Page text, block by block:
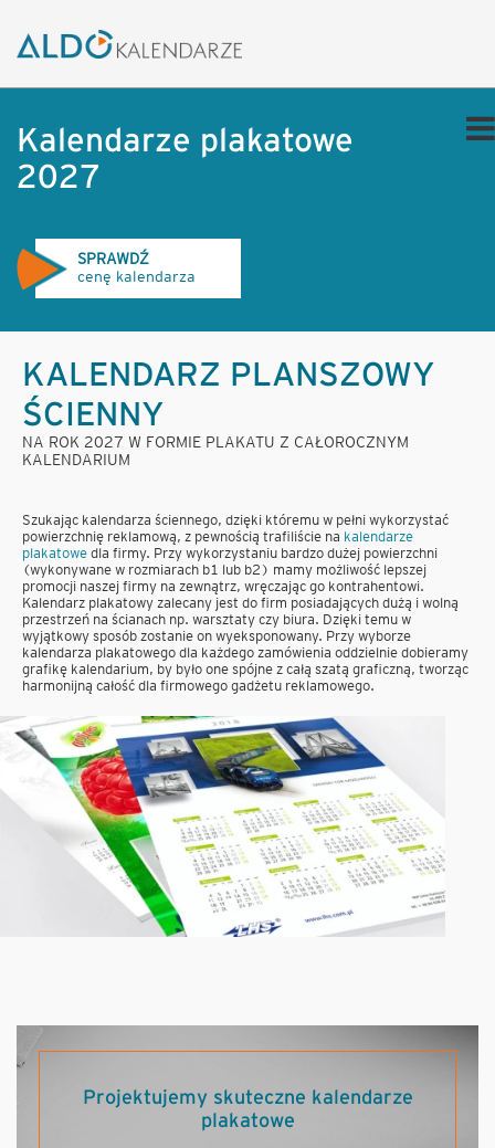
Kalendarze plakatowe
2027
SPRAWDŹ
cenę kalendarza
KALENDARZ PLANSZOWY
ŚCIENNY
NA ROK 2027 W FORMIE PLAKATU Z CAŁOROCZNYM
KALENDARIUM
Szukając kalendarza ściennego, dzięki któremu w pełni wykorzystać
powierzchnię reklamową, z pewnością trafiliście na kalendarze
plakatowe dla firmy. Przy wykorzystaniu bardzo dużej powierzchni
(wykonywane w rozmiarach b1 lub b2) mamy możliwość lepszej
promocji naszej firmy na zewnątrz, wręczając go kontrahentowi.
Kalendarz plakatowy zalecany jest do firm posiadających dużą i wolną
przestrzeń na ścianach np. warsztaty czy biura. Dzięki temu w
wyjątkowy sposób zostanie on wyeksponowany. Przy wyborze
kalendarza plakatowego dla każdego zamówienia oddzielnie dobieramy
grafikę kalendarium, by było one spójne z całą szatą graficzną, tworząc
harmonijną całość dla firmowego gadżetu reklamowego.
Projektujemy skuteczne kalendarze
plakatowe